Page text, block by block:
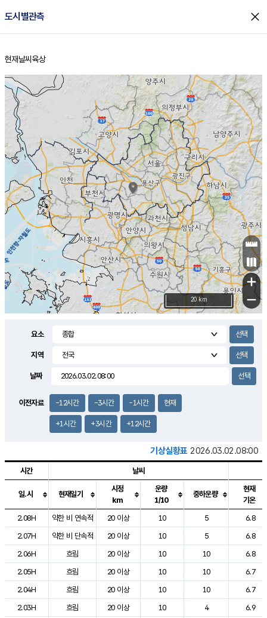
도시별관측 close
홈
현재날씨 육상
+
−
20 km
요소
지역
날짜
이전자료 -12시간 -3시간 -1시간 현재
+1시간 +3시간 +12시간
기상실황표 2026.03.02.08:00
도시별 기상실황표로 지점, 날씨, 기온, 강수, 바람, 기압등을 안내한 표입
시간 날씨
일.시 현재일기
시정
km
운량
1/10
중하운량
현재
기온
2.08H
약한 비 연속적 20 이상 10 5
6.8
2.07H
약한 비 단속적 20 이상 10 5
6.8
2.06H
흐림 20 이상 10 10
6.8
2.05H
흐림 20 이상 10 10
6.7
2.04H
흐림 20 이상 10 10
6.7
2.03H
흐림 20 이상 10 4
6.9